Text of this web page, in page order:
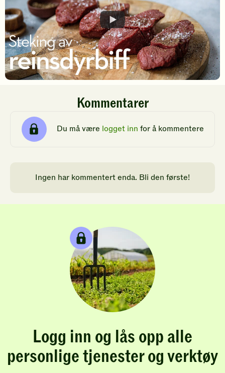
Kommentarer
Du må være logget inn for å kommentere
Ingen har kommentert enda. Bli den første!
Logg inn og lås opp alle
personlige tjenester og verktøy